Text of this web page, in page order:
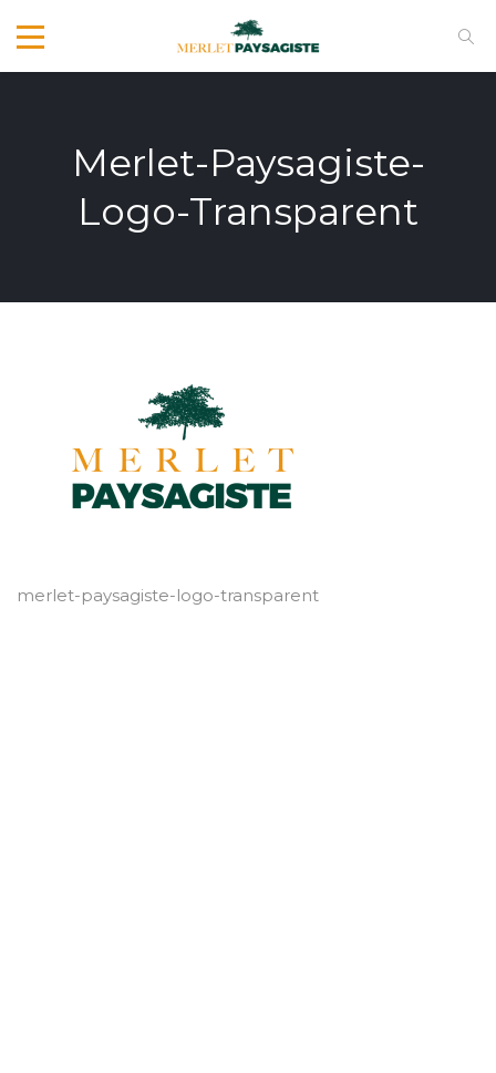
Merlet-Paysagiste-
Logo-Transparent
merlet-paysagiste-logo-transparent